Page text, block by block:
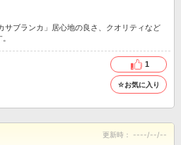
サブランカ」居心地の良さ、クオリティなど
1
☆お気に入り
更新時： ----/--/--